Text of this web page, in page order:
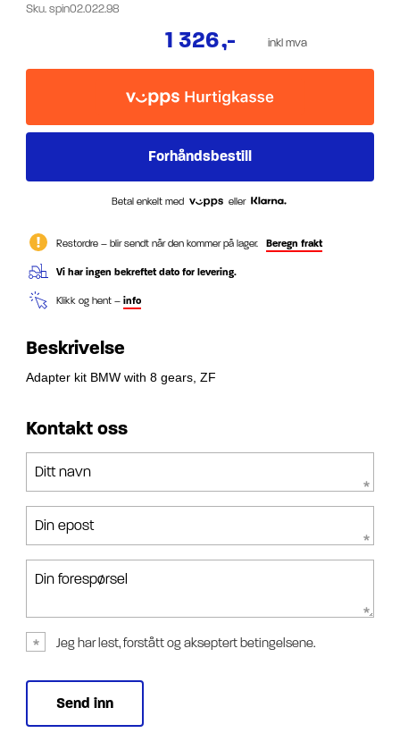
Sku.spin02.022.98
1 326,- inkl mva
Betal enkelt med eller
Restordre – blir sendt når den kommer på lager. Beregn frakt
Vi har ingen bekreftet dato for levering.
Klikk og hent – info
Beskrivelse
Adapter kit BMW with 8 gears, ZF
Kontakt oss
Ditt navn
Din epost
Din forespørsel
Jeg har lest, forstått og akseptert betingelsene.